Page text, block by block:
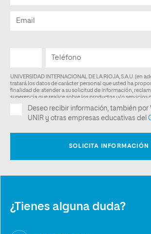
¿Tienes alguna duda?